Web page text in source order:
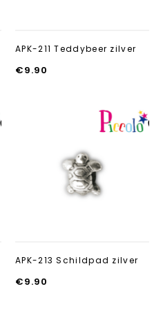
APK-211 Teddybeer zilver
€9.90
APK-213 Schildpad zilver
€9.90